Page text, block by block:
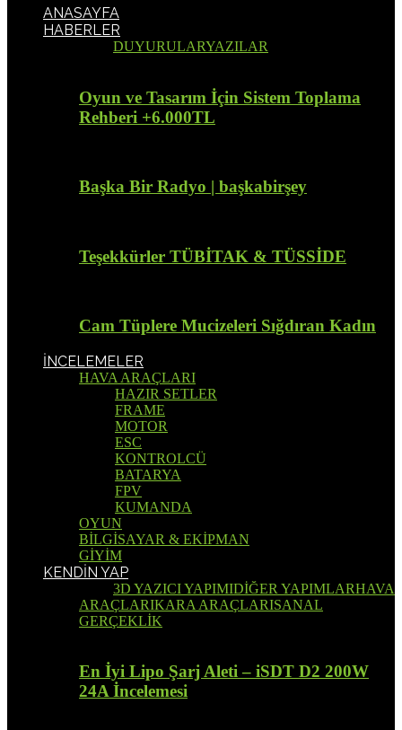
ANASAYFA
HABERLER
DUYURULARYAZILAR
Oyun ve Tasarım İçin Sistem Toplama
Rehberi +6.000TL
Başka Bir Radyo | başkabirşey
Teşekkürler TÜBİTAK & TÜSSİDE
Cam Tüplere Mucizeleri Sığdıran Kadın
İNCELEMELER
HAVA ARAÇLARI
HAZIR SETLER
FRAME
MOTOR
ESC
KONTROLCÜ
BATARYA
FPV
KUMANDA
OYUN
BİLGİSAYAR & EKİPMAN
GİYİM
KENDİN YAP
3D YAZICI YAPIMIDİĞER YAPIMLARHAVA
ARAÇLARIKARA ARAÇLARISANAL
GERÇEKLİK
En İyi Lipo Şarj Aleti – iSDT D2 200W
24A İncelemesi